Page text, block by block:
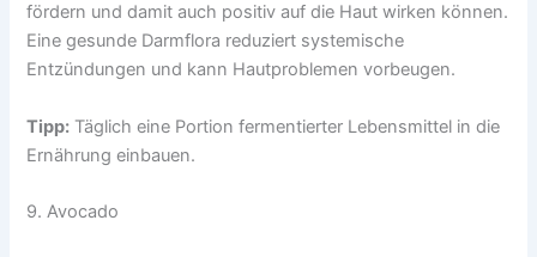
fördern und damit auch positiv auf die Haut wirken können.
Eine gesunde Darmflora reduziert systemische
Entzündungen und kann Hautproblemen vorbeugen.
Tipp: Täglich eine Portion fermentierter Lebensmittel in die
Ernährung einbauen.
9. Avocado